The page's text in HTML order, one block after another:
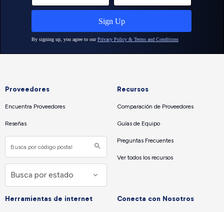
Proveedores
Encuentra Proveedores
Reseñas
Recursos
Comparación de Proveedores
Guías de Equipo
Preguntas Frecuentes
Ver todos los recursos
Herramientas de internet Conecta con Nosotros